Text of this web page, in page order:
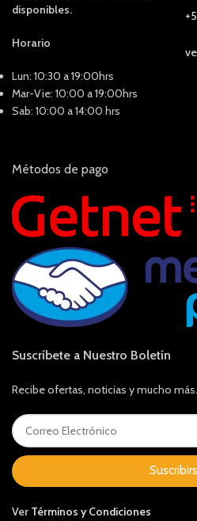
disponibles.
Horario
Lun: 10:30 a 19:00hrs
Mar-Vie: 10:00 a 19:00hrs
Sab: 10:00 a 14:00 hrs
Métodos de pago
Suscríbete a Nuestro Boletín
Recibe ofertas, noticias y mucho más.
Ver Términos y Condiciones